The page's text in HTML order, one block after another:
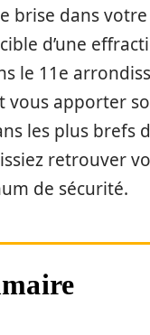
brise dans
d’une
le 11e
vous apporter
les plus brefs
retrouver
de sécurité.